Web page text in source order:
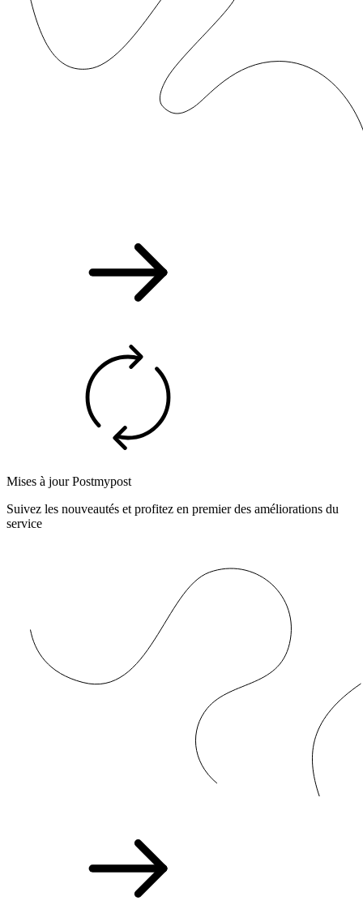
Mises à jour Postmypost
Suivez les nouveautés et profitez en premier des améliorations du
service